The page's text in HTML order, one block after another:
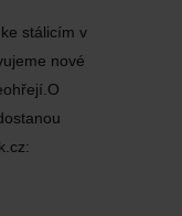
stálicím v
nové